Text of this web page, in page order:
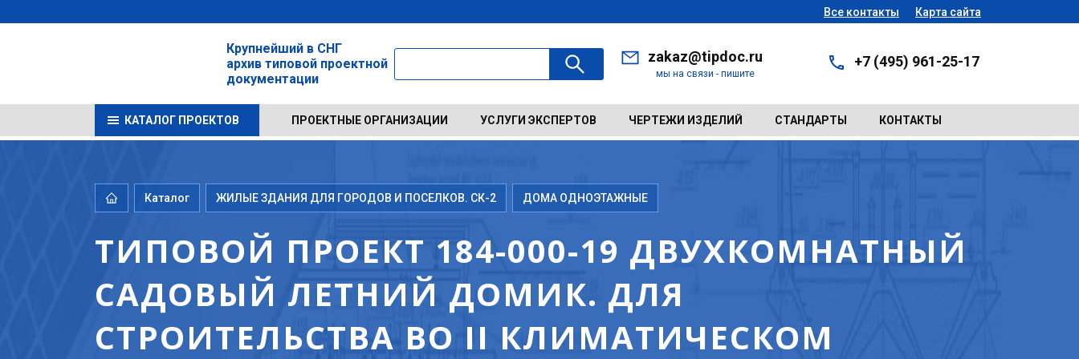
Все контакты Карта сайта
Крупнейший в СНГ
архив типовой проектной
документации
zakaz@tipdoc.ru
мы на связи - пишите
+7 (495) 961-25-17
КАТАЛОГ ПРОЕКТОВ ПРОЕКТНЫЕ ОРГАНИЗАЦИИ УСЛУГИ ЭКСПЕРТОВ ЧЕРТЕЖИ ИЗДЕЛИЙ СТАНДАРТЫ КОНТАКТЫ
Каталог ЖИЛЫЕ ЗДАНИЯ ДЛЯ ГОРОДОВ И ПОСЕЛКОВ. СК-2 ДОМА ОДНОЭТАЖНЫЕ
ТИПОВОЙ ПРОЕКТ 184-000-19 ДВУХКОМНАТНЫЙ
САДОВЫЙ ЛЕТНИЙ ДОМИК. ДЛЯ
СТРОИТЕЛЬСТВА ВО II КЛИМАТИЧЕСКОМ